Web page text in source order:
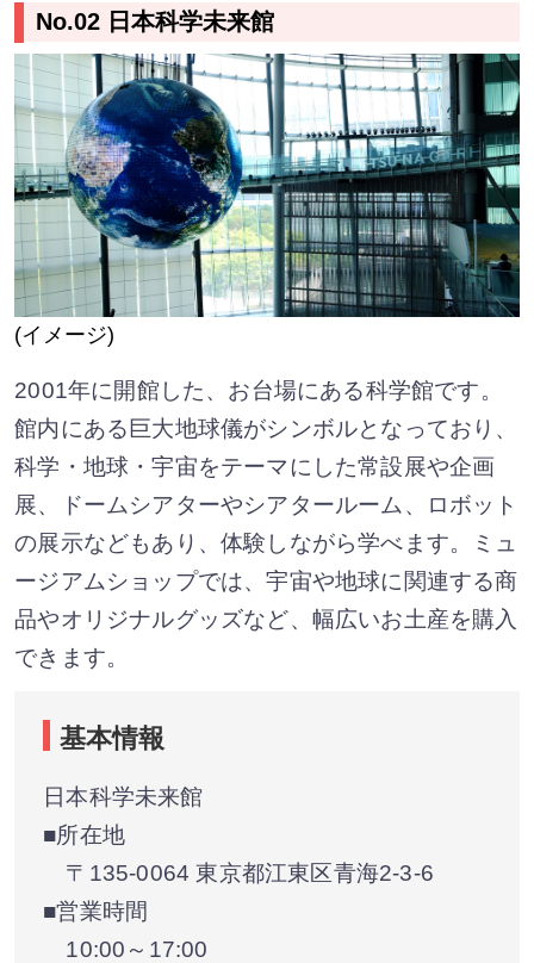
No.02 日本科学未来館
(イメージ)
2001年に開館した、お台場にある科学館です。
館内にある巨大地球儀がシンボルとなっており、
科学・地球・宇宙をテーマにした常設展や企画
展、ドームシアターやシアタールーム、ロボット
の展示などもあり、体験しながら学べます。ミュ
ージアムショップでは、宇宙や地球に関連する商
品やオリジナルグッズなど、幅広いお土産を購入
できます。
基本情報
日本科学未来館
■所在地
〒135-0064 東京都江東区青海2-3-6
■営業時間
10:00～17:00